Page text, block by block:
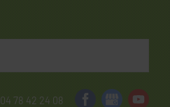
04 78 42 24 08